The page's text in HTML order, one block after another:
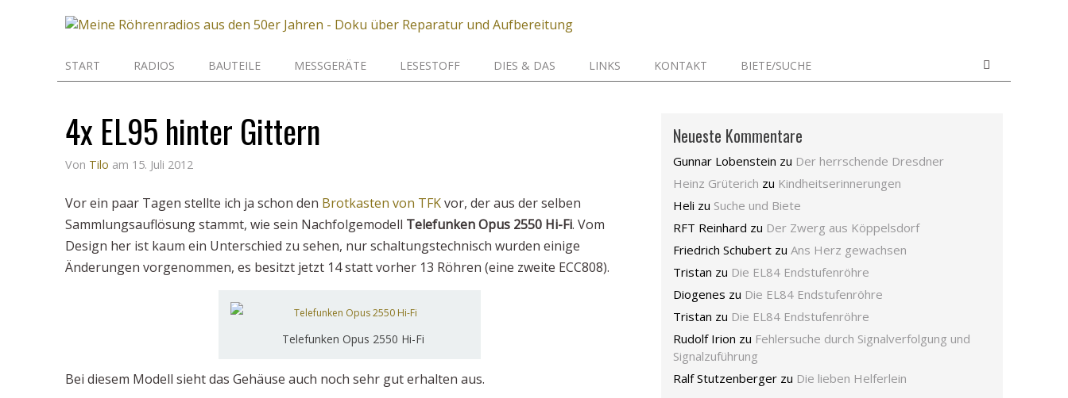
START RADIOS BAUTEILE MESSGERÄTE LESESTOFF DIES & DAS LINKS KONTAKT BIETE/SUCHE
4x EL95 hinter Gittern
Von Tilo am 15. Juli 2012
Vor ein paar Tagen stellte ich ja schon den Brotkasten von TFKvor, der aus der selben
Sammlungsauflösung stammt, wie sein Nachfolgemodell Telefunken Opus 2550 Hi-Fi. Vom
Design her ist kaum ein Unterschied zu sehen, nur schaltungstechnisch wurden einige
Änderungen vorgenommen, es besitzt jetzt 14 statt vorher 13 Röhren (eine zweite ECC808).
Telefunken Opus 2550 Hi-Fi
Bei diesem Modell sieht das Gehäuse auch noch sehr gut erhalten aus.
Neueste Kommentare
Gunnar Lobenstein zu Der herrschende Dresdner
Heinz Grüterich zu Kindheitserinnerungen
Heli zu Suche und Biete
RFT Reinhard zu Der Zwerg aus Köppelsdorf
Friedrich Schubert zu Ans Herz gewachsen
Tristan zu Die EL84 Endstufenröhre
Diogenes zu Die EL84 Endstufenröhre
Tristan zu Die EL84 Endstufenröhre
Rudolf Irion zu Fehlersuche durch Signalverfolgung und
Signalzuführung
Ralf Stutzenberger zu Die lieben Helferlein